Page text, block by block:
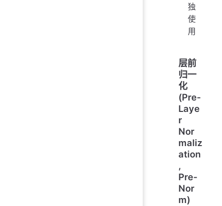
独
使
用
层前
归一
化
(Pre-
Laye
r
Nor
maliz
ation
,
Pre-
Nor
m)